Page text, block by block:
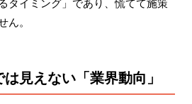
タイミング」であり、慌てて施策
ん。
見えない「業界動向」